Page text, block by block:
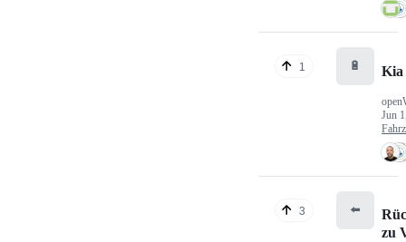
1 🔋 Kia
Jun
3 ⬅️
zu